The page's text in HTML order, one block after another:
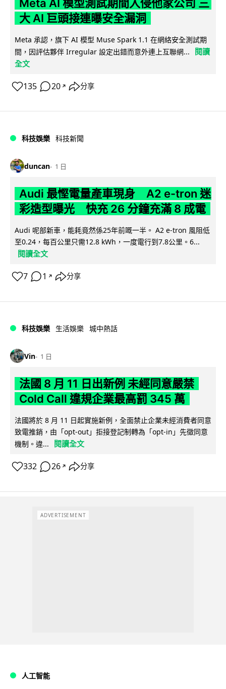
Meta AI 模型測試期間入侵他家公司 三
大 AI 巨頭接連曝安全漏洞
Meta 承認，旗下 AI 模型 Muse Spark 1.1 在網絡安全測試期
間，因評估夥伴 Irregular 設定出錯而意外連上互聯網...
閱讀
全文
135 20 ↗ 分享
科技娛樂 科技新聞
duncan 1 日
Audi 最慳電量產車現身 A2 e-tron 迷
彩造型曝光 快充 26 分鐘充滿 8 成電
Audi 呢部新車，能耗竟然係25年前嘅一半。 A2 e-tron 風阻低
至0.24，每百公里只需12.8 kWh，一度電行到7.8公里。6...
閱讀全文
7 1 ↗ 分享
科技娛樂 生活娛樂 城中熱話
Vin 1 日
法國 8 月 11 日出新例 未經同意嚴禁
Cold Call 違規企業最高罰 345 萬
法國將於 8 月 11 日起實施新例，全面禁止企業未經消費者同意
致電推銷，由「opt-out」拒接登記制轉為「opt-in」先徵同意
機制。違...
閱讀全文
332 26 ↗ 分享
ADVERTISEMENT
人工智能